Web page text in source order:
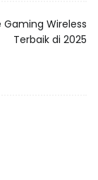
Gaming Wireless
Terbaik di 2025